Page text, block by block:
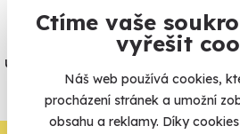
Ctíme vaše
vyřešit
Náš web používá cookies,
procházení stránek a umožní
obsahu a reklamy. Díky
Jeden nikdy neví. Máme
úrazové pojištění z nabídky
agentur.